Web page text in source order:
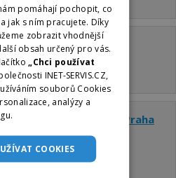
- Praha 7
- 4 hodiny denně - Praha
Services s.r.o.
pomáhají pochopit, co
jak s ním pracujete. Díky
zobrazit vhodnější
obsah určený pro vás.
„Chci používat
INET-SERVIS.CZ,
souborů Cookies
analýzy a
COOKIES